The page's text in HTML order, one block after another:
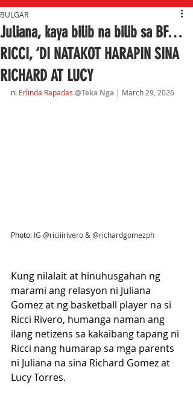
Juliana, kaya bilib na bilib sa BF…
RICCI, ‘DI NATAKOT HARAPIN SINA
RICHARD AT LUCY
BULGAR
ni Erlinda Rapadas @Teka Nga | March 29, 2026
Photo: IG @riciiirivero & @richardgomezph
Kung nilalait at hinuhusgahan ng
marami ang relasyon ni Juliana
Gomez at ng basketball player na si
Ricci Rivero, humanga naman ang
ilang netizens sa kakaibang tapang ni
Ricci nang humarap sa mga parents
ni Juliana na sina Richard Gomez at
Lucy Torres.